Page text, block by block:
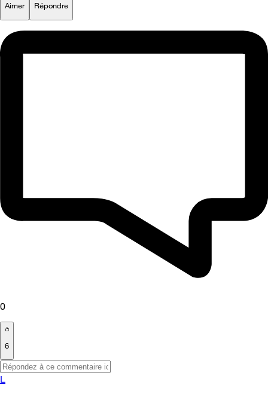
Aimer Répondre
0
6
L